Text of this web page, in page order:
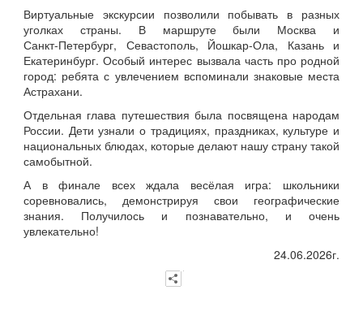
Виртуальные экскурсии позволили побывать в разных
уголках страны. В маршруте были Москва и
Санкт‑Петербург, Севастополь, Йошкар‑Ола, Казань и
Екатеринбург. Особый интерес вызвала часть про родной
город: ребята с увлечением вспоминали знаковые места
Астрахани.
Отдельная глава путешествия была посвящена народам
России. Дети узнали о традициях, праздниках, культуре и
национальных блюдах, которые делают нашу страну такой
самобытной.
А в финале всех ждала весёлая игра: школьники
соревновались, демонстрируя свои географические
знания. Получилось и познавательно, и очень
увлекательно!
24.06.2026г.